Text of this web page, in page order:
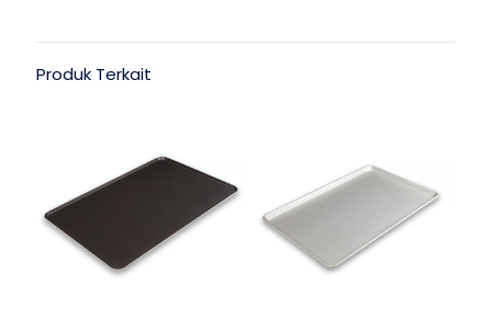
Produk Terkait